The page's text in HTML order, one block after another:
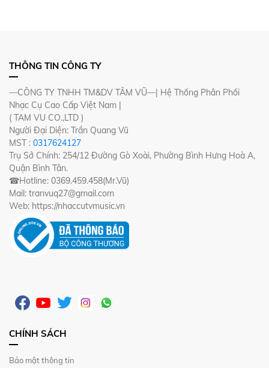
THÔNG TIN CÔNG TY
—CÔNG TY TNHH TM&DV TÂM VŨ—| Hệ Thống Phân Phối
Nhạc Cụ Cao Cấp Việt Nam |
( TAM VU CO.,LTD )
Người Đại Diện: Trần Quang Vũ
MST : 0317624127
Trụ Sở Chính: 254/12 Đường Gò Xoài, Phường Bình Hưng Hoà A,
Quận Bình Tân.
☎Hotline: 0369.459.458(Mr.Vũ)
Mail: tranvuq27@gmail.com
Web: https://nhaccutvmusic.vn
CHÍNH SÁCH
Bảo mật thông tin